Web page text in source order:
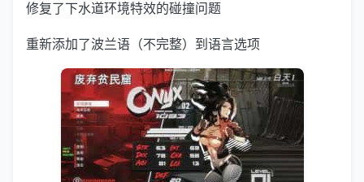
修复了下水道环境特效的碰撞问题
重新添加了波兰语（不完整）到语言选项